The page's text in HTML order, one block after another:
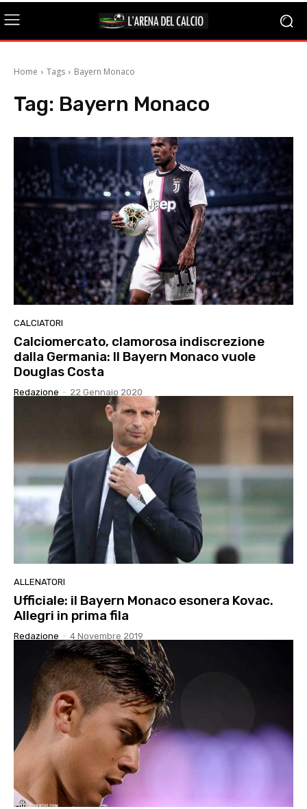
Home Tags Bayern Monaco
Tag: Bayern Monaco
CALCIATORI
Calciomercato, clamorosa indiscrezione
dalla Germania: Il Bayern Monaco vuole
Douglas Costa
Redazione - 22 Gennaio 2020
ALLENATORI
Ufficiale: il Bayern Monaco esonera Kovac.
Allegri in prima fila
Redazione - 4 Novembre 2019